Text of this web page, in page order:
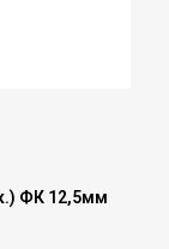
ФК 12,5мм